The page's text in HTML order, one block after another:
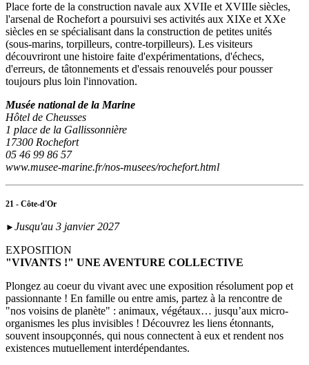
Place forte de la construction navale aux XVIIe et XVIIIe siècles,
l'arsenal de Rochefort a poursuivi ses activités aux XIXe et XXe
siècles en se spécialisant dans la construction de petites unités
(sous‑marins, torpilleurs, contre-torpilleurs). Les visiteurs
découvriront une histoire faite d'expérimentations, d'échecs,
d'erreurs, de tâtonnements et d'essais renouvelés pour pousser
toujours plus loin l'innovation.
Musée national de la Marine
Hôtel de Cheusses
1 place de la Gallissonnière
17300 Rochefort
05 46 99 86 57
www.musee-marine.fr/nos-musees/rochefort.html
21 - Côte-d'Or
► Jusqu'au 3 janvier 2027
EXPOSITION
"VIVANTS !" UNE AVENTURE COLLECTIVE
Plongez au coeur du vivant avec une exposition résolument pop et
passionnante ! En famille ou entre amis, partez à la rencontre de
"nos voisins de planète" : animaux, végétaux… jusqu’aux micro-
organismes les plus invisibles ! Découvrez les liens étonnants,
souvent insoupçonnés, qui nous connectent à eux et rendent nos
existences mutuellement interdépendantes.